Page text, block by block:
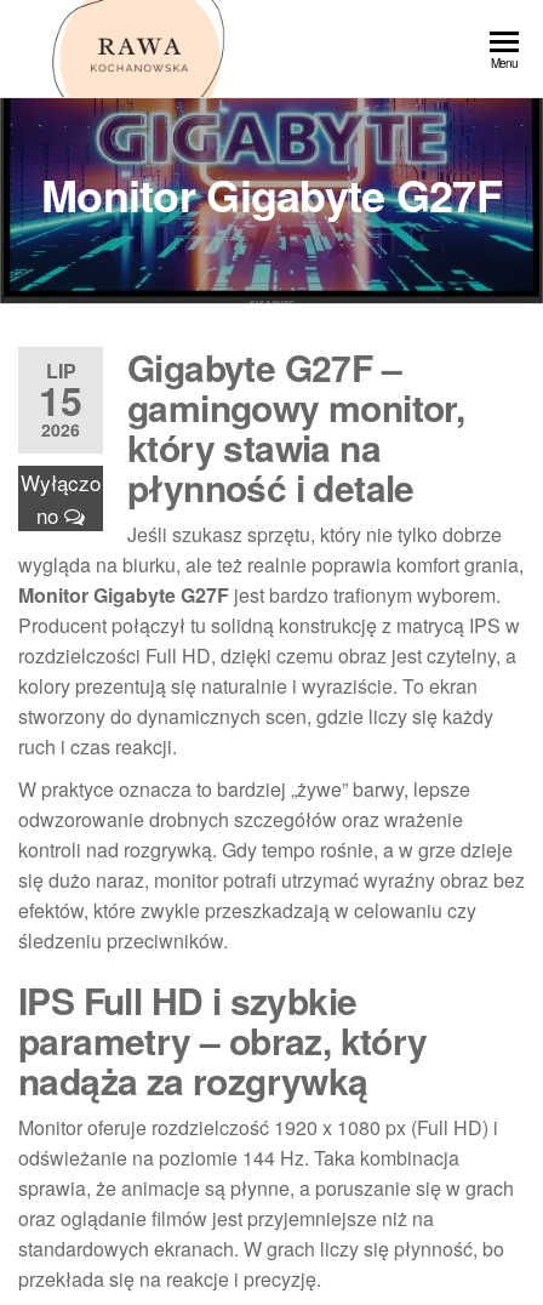
Przejdź
Menu
Monitor Gigabyte G27F
LIP
15
2026
Wyłączo
no
Gigabyte G27F –
gamingowy monitor,
który stawia na
płynność i detale
Jeśli szukasz sprzętu, który nie tylko dobrze
wygląda na biurku, ale też realnie poprawia komfort grania,
Monitor Gigabyte G27F jest bardzo trafionym wyborem.
Producent połączył tu solidną konstrukcję z matrycą IPS w
rozdzielczości Full HD, dzięki czemu obraz jest czytelny, a
kolory prezentują się naturalnie i wyraziście. To ekran
stworzony do dynamicznych scen, gdzie liczy się każdy
ruch i czas reakcji.
W praktyce oznacza to bardziej „żywe” barwy, lepsze
odwzorowanie drobnych szczegółów oraz wrażenie
kontroli nad rozgrywką. Gdy tempo rośnie, a w grze dzieje
się dużo naraz, monitor potrafi utrzymać wyraźny obraz bez
efektów, które zwykle przeszkadzają w celowaniu czy
śledzeniu przeciwników.
IPS Full HD i szybkie
parametry – obraz, który
nadąża za rozgrywką
Monitor oferuje rozdzielczość 1920 x 1080 px (Full HD) i
odświeżanie na poziomie 144 Hz. Taka kombinacja
sprawia, że animacje są płynne, a poruszanie się w grach
oraz oglądanie filmów jest przyjemniejsze niż na
standardowych ekranach. W grach liczy się płynność, bo
przekłada się na reakcje i precyzję.